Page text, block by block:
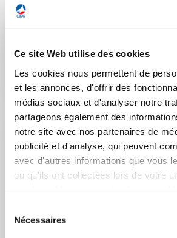
Ce site Web utilise des cookies
Les cookies nous permettent de
et les annonces, d'offrir des
médias sociaux et d'analyser notre
partageons également des
notre site avec nos partenaires de
publicité et d'analyse, qui peuvent
avec d'autres informations que vous
ou qu'ils ont collectées lors de votre
Nécessaires
Voeux 2023 du Président du
LIRE L'ACTUALITÉ